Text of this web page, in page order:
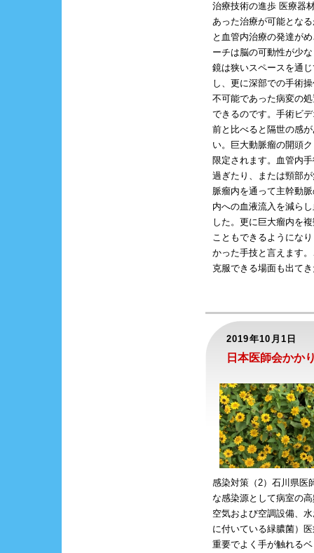
治療技術の進歩 医療器
あった治療が可能とな
と血管内治療の発達が
ーチは脳の可動性が少
鏡は狭いスペースを通
し、更に深部での手術
不可能であった病変の
できるのです。手術ビ
前と比べると隔世の感
い。巨大動脈瘤の開頭
限定されます。血管内
過ぎたり、または頸部
脈瘤内を通って主幹動
内への血液流入を減ら
した。更に巨大瘤内を
こともできるようにな
かった手技と言えます
克服できる場面も出て
2019年10月1日
日本医師会かか
感染対策（2）石川県
な感染源として病室の
空気および空調設備、
に付いている緑膿菌）
重要でよく手が触れる